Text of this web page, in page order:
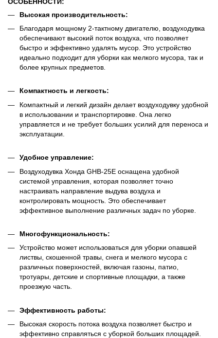
Высокая производительность:
Благодаря мощному 2-тактному двигателю, воздуходувка
обеспечивают высокий поток воздуха, что позволяет
быстро и эффективно удалять мусор. Это устройство
идеально подходит для уборки как мелкого мусора, так и
более крупных предметов.
Компактность и легкость:
Компактный и легкий дизайн делает воздуходувку удобной
в использовании и транспортировке. Она легко
управляется и не требует больших усилий для переноса и
эксплуатации.
Удобное управление:
Воздуходувка Хонда GHB-25E оснащена удобной
системой управления, которая позволяет точно
настраивать направление выдува воздуха и
контролировать мощность. Это обеспечивает
эффективное выполнение различных задач по уборке.
Многофункциональность:
Устройство может использоваться для уборки опавшей
листвы, скошенной травы, снега и мелкого мусора с
различных поверхностей, включая газоны, патио,
тротуары, детские и спортивные площадки, а также
проезжую часть.
Эффективность работы:
Высокая скорость потока воздуха позволяет быстро и
эффективно справляться с уборкой больших площадей.